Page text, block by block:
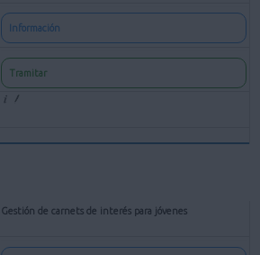
Información
Tramitar
Gestión de carnets de interés para jóvenes